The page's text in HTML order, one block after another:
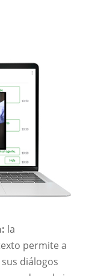
la
permite a
diálogos